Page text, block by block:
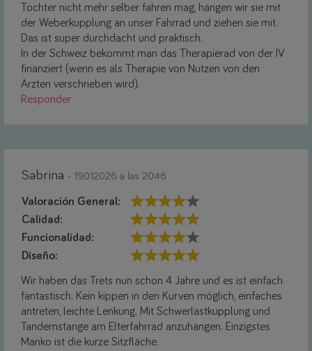
Tochter nicht mehr selber fahren mag, hängen wir sie mit
der Weberkupplung an unser Fahrrad und ziehen sie mit.
Das ist super durchdacht und praktisch.
In der Schweiz bekommt man das Therapierad von der IV
finanziert (wenn es als Therapie von Nutzen von den
Ärzten verschrieben wird).
Responder
Sabrina - 19.01.2026 a las 20:46
Valoración General:
Calidad:
Funcionalidad:
Diseño:
Wir haben das Trets nun schon 4 Jahre und es ist einfach
fantastisch. Kein kippen in den Kurven möglich, einfaches
antreten, leichte Lenkung. Mit Schwerlastkupplung und
Tandemstange am Elterfahrrad anzuhängen. Einzigstes
Manko ist die kurze Sitzfläche.